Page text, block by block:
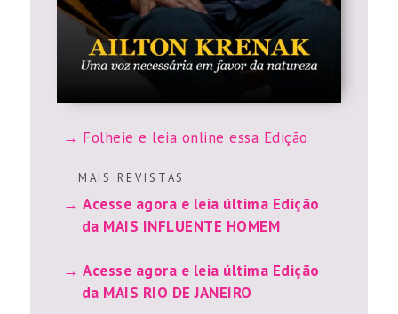
Folheie e leia online essa Edição
M A I S R E V I S T A S
Acesse agora e leia última Edição
da MAIS INFLUENTE HOMEM
Acesse agora e leia última Edição
da MAIS RIO DE JANEIRO